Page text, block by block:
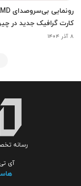
کارت گرافیک جدید در
۸ آذر ۱۴۰۴
رسانه
آی